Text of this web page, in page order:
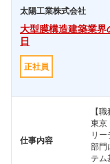
太陽工業株式会社
大型膜構造建築業
日
正社員
仕事内容
【
東京
リ
部門
テム